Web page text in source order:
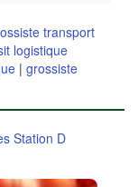
transport
logistique
| grossiste
Station D